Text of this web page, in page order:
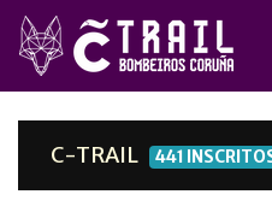
C-TRAIL 441